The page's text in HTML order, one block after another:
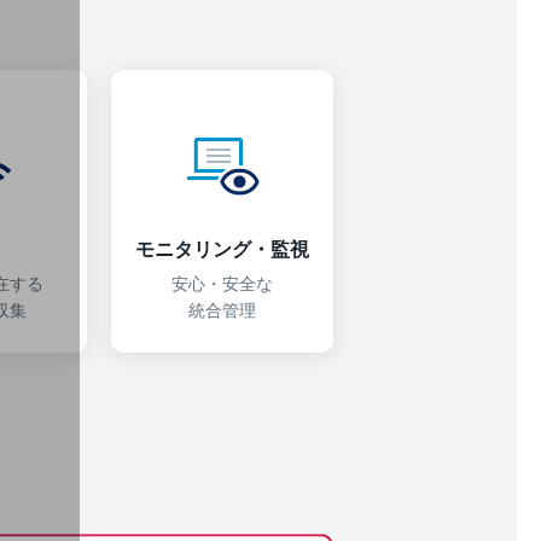
する
集
モニタリング・監視
安心・安全な
統合管理